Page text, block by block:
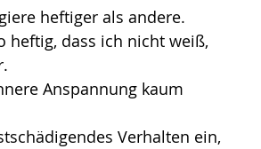
heftiger als andere.
heftig, dass ich nicht weiß,
Anspannung kaum
Verhalten ein,